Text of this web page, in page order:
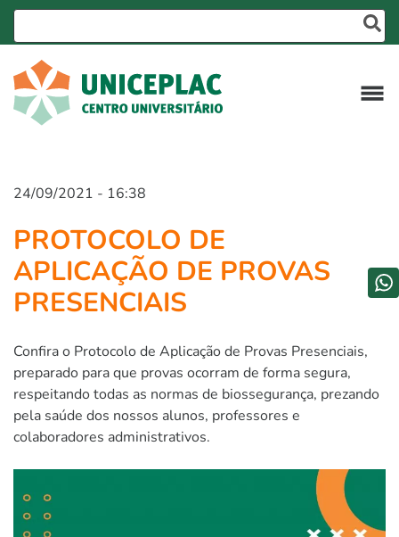
24/09/2021 - 16:38
PROTOCOLO DE
APLICAÇÃO DE PROVAS
PRESENCIAIS
Confira o Protocolo de Aplicação de Provas Presenciais,
preparado para que provas ocorram de forma segura,
respeitando todas as normas de biossegurança, prezando
pela saúde dos nossos alunos, professores e
colaboradores administrativos.